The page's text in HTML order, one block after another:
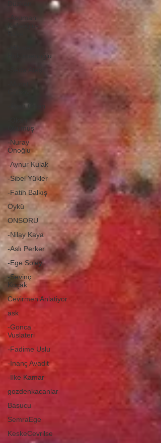
-Asuman
Kafaoğlu-
Hükümenoğlu
-Aysu Önen
Okumuş
-Nuray
Önoğlu
-Aynur Kulak
-Sibel Yükler
-Fatih Balkış
Öykü
ONSORU
-Nilay Kaya
-Aslı Perker
-Ege Soley
-Sevinç
Koçak
CevirmeniAnlatiyor
ask
-Gonca
Vuslateri
-Fadime Uslu
-İnanç Avadit
-İlke Kamar
gozdenkacanlar
Basucu
SemraEge
KeskeCevrilse